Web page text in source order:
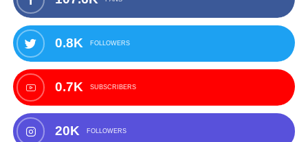
0.8K FOLLOWERS
0.7K SUBSCRIBERS
20K FOLLOWERS